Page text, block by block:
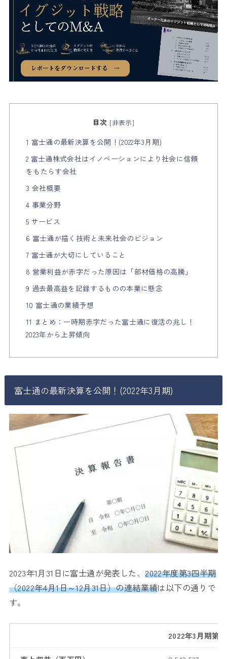
目次 [非表示]
1 富士通の最新決算を公開！(2022年3月期)
2 富士通株式会社はイノベーションにより社会に信頼
をもたらす会社
3 会社概要
4 事業分野
5 サービス
6 富士通が描く技術と未来社会のビジョン
7 富士通が大切にしていること
8 営業利益が赤字だった原因は「部材価格の高騰」
9 過去最高益を記録するものの本業に懸念
10 富士通の業績予想
11 まとめ：一時期赤字だった富士通に復活の兆し！
2023年から上昇傾向
富士通の最新決算を公開！(2022年3月期)
2023年1月31日に富士通が発表した、2022年度第3四半期
（2022年4月1日～12月31日）の連結業績は以下の通りで
す。
2022年3月期第3